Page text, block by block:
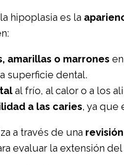
hipoplasia es la
amarillas o marrones
superficie dental.
al frío, al calor o a los
a las caries, ya que
a través de una
evaluar la extensión del